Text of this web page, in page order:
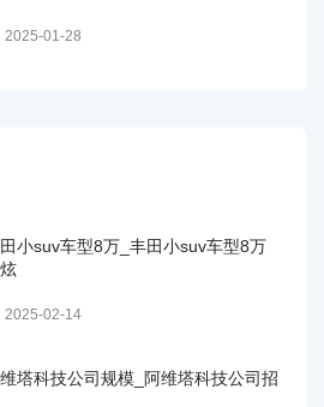
2025-01-28
小suv车型8万_丰田小suv车型8万
2025-02-14
塔科技公司规模_阿维塔科技公司招